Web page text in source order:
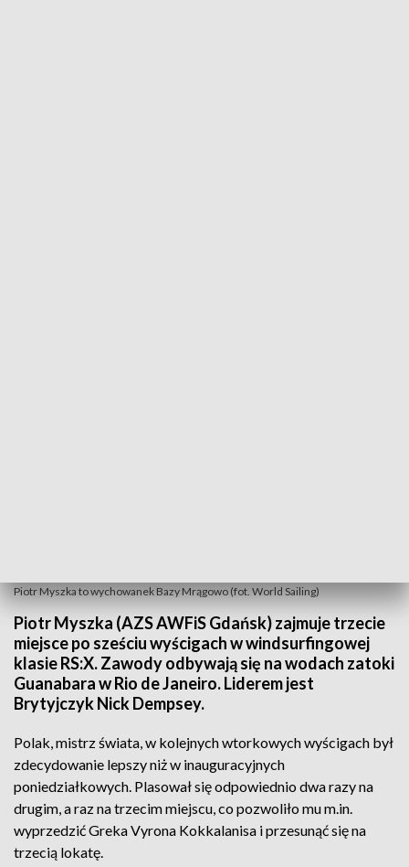
Piotr Myszka to wychowanek Bazy Mrągowo (fot. World Sailing)
Piotr Myszka (AZS AWFiS Gdańsk) zajmuje trzecie
miejsce po sześciu wyścigach w windsurfingowej
klasie RS:X. Zawody odbywają się na wodach zatoki
Guanabara w Rio de Janeiro. Liderem jest
Brytyjczyk Nick Dempsey.
Polak, mistrz świata, w kolejnych wtorkowych wyścigach był
zdecydowanie lepszy niż w inauguracyjnych
poniedziałkowych. Plasował się odpowiednio dwa razy na
drugim, a raz na trzecim miejscu, co pozwoliło mu m.in.
wyprzedzić Greka Vyrona Kokkalanisa i przesunąć się na
trzecią lokatę.